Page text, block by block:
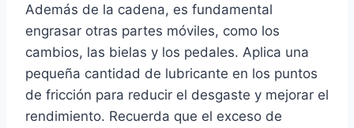
Además de la cadena, es fundamental
engrasar otras partes móviles, como los
cambios, las bielas y los pedales. Aplica una
pequeña cantidad de lubricante en los puntos
de fricción para reducir el desgaste y mejorar el
rendimiento. Recuerda que el exceso de